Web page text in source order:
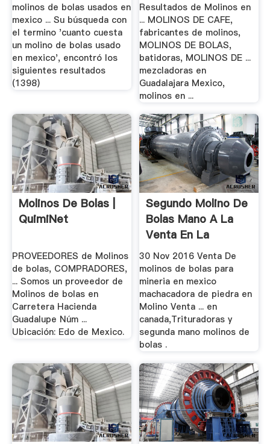
molinos de bolas usados en
mexico ... Su búsqueda con
el termino 'cuanto cuesta
un molino de bolas usado
en mexico', encontró los
siguientes resultados
(1398)
Resultados de Molinos en
... MOLINOS DE CAFE,
fabricantes de molinos,
MOLINOS DE BOLAS,
batidoras, MOLINOS DE ...
mezcladoras en
Guadalajara Mexico,
molinos en ...
Molinos De Bolas |
QuimiNet
PROVEEDORES de Molinos
de bolas, COMPRADORES,
... Somos un proveedor de
Molinos de bolas en
Carretera Hacienda
Guadalupe Núm ...
Ubicación: Edo de Mexico.
Segundo Molino De
Bolas Mano A La
Venta En La
30 Nov 2016 Venta De
molinos de bolas para
mineria en mexico
machacadora de piedra en
Molino Venta ... en
canada,Trituradoras y
segunda mano molinos de
bolas .